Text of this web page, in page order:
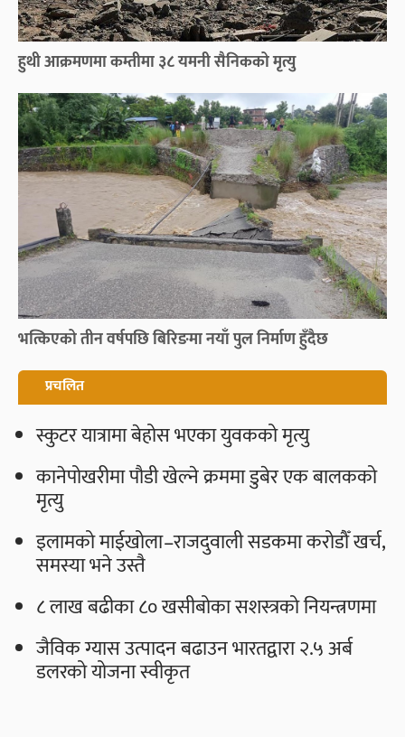
हुथी आक्रमणमा कम्तीमा ३८ यमनी सैनिकको मृत्यु
भत्किएको तीन वर्षपछि बिरिङमा नयाँ पुल निर्माण हुँदैछ
प्रचलित
स्कुटर यात्रामा बेहोस भएका युवकको मृत्यु
कानेपोखरीमा पौडी खेल्ने क्रममा डुबेर एक बालकको
मृत्यु
इलामको माईखोला–राजदुवाली सडकमा करोडौँ खर्च,
समस्या भने उस्तै
८ लाख बढीका ८० खसीबोका सशस्त्रको नियन्त्रणमा
जैविक ग्यास उत्पादन बढाउन भारतद्वारा २.५ अर्ब
डलरको योजना स्वीकृत